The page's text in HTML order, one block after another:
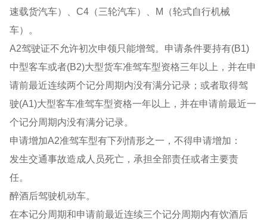
速载货汽车）、C4（三轮汽车）、M（轮式自行机械
车）。
A2驾驶证不允许初次申领只能增驾。申请条件要持有(B1)
中型客车或者(B2)大型货车准驾车型资格三年以上，并在申
请前最近连续两个记分周期内没有满分记录；或者取得驾
驶(A1)大型客车准驾车型资格一年以上，并在申请前最近一
个记分周期内没有满分记录。
申请增加A2准驾车型有下列情形之一，不得申请增加：
发生交通事故造成人员死亡，承担全部责任或者主要责
任。
醉酒后驾驶机动车。
在本记分周期和申请前最近连续三个记分周期内有饮酒后